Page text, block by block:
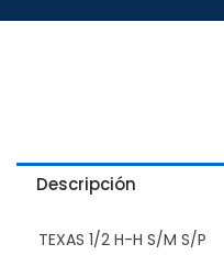
Descripción
TEXAS 1/2 H-H S/M S/P